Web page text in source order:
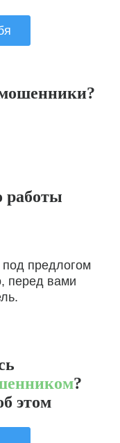
работы
под предлогом
перед вами
?
этом